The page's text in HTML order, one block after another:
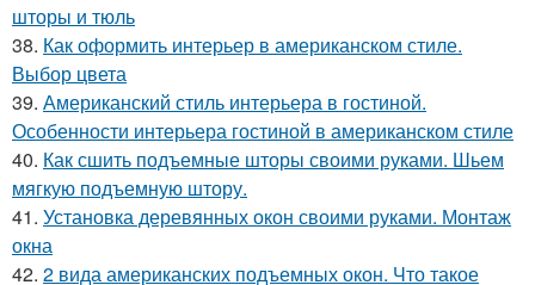
шторы и тюль
38. Как оформить интерьер в американском стиле.
Выбор цвета
39. Американский стиль интерьера в гостиной.
Особенности интерьера гостиной в американском стиле
40. Как сшить подъемные шторы своими руками. Шьем
мягкую подъемную штору.
41. Установка деревянных окон своими руками. Монтаж
окна
42. 2 вида американских подъемных окон. Что такое